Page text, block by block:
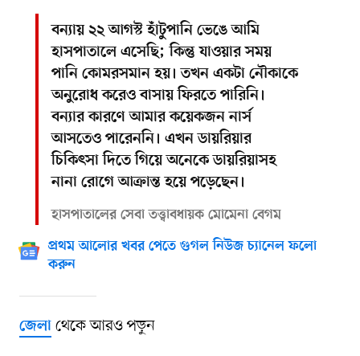
বন্যায় ২২ আগস্ট হাঁটুপানি ভেঙে আমি
হাসপাতালে এসেছি; কিন্তু যাওয়ার সময়
পানি কোমরসমান হয়। তখন একটা নৌকাকে
অনুরোধ করেও বাসায় ফিরতে পারিনি।
বন্যার কারণে আমার কয়েকজন নার্স
আসতেও পারেননি। এখন ডায়রিয়ার
চিকিৎসা দিতে গিয়ে অনেকে ডায়রিয়াসহ
নানা রোগে আক্রান্ত হয়ে পড়েছেন।
হাসপাতালের সেবা তত্ত্বাবধায়ক মোমেনা বেগম
প্রথম আলোর খবর পেতে গুগল নিউজ চ্যানেল ফলো
করুন
জেলাথেকে আরও পড়ুন